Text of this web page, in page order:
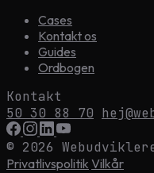
Cases
Kontakt os
Guides
Ordbogen
Kontakt
50 30 88 70
© 2026
Privatlivspolitik Vilkår